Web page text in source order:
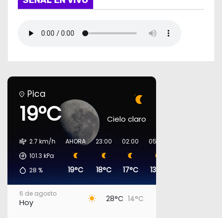
Pica
19°C Cielo claro
2.7 km/h
101.3 kPa
28 %
AHORA
19°C
23:00
18°C
02:00
17°C
05:00
13°C
6 de agosto
Hoy 28°C 14°C